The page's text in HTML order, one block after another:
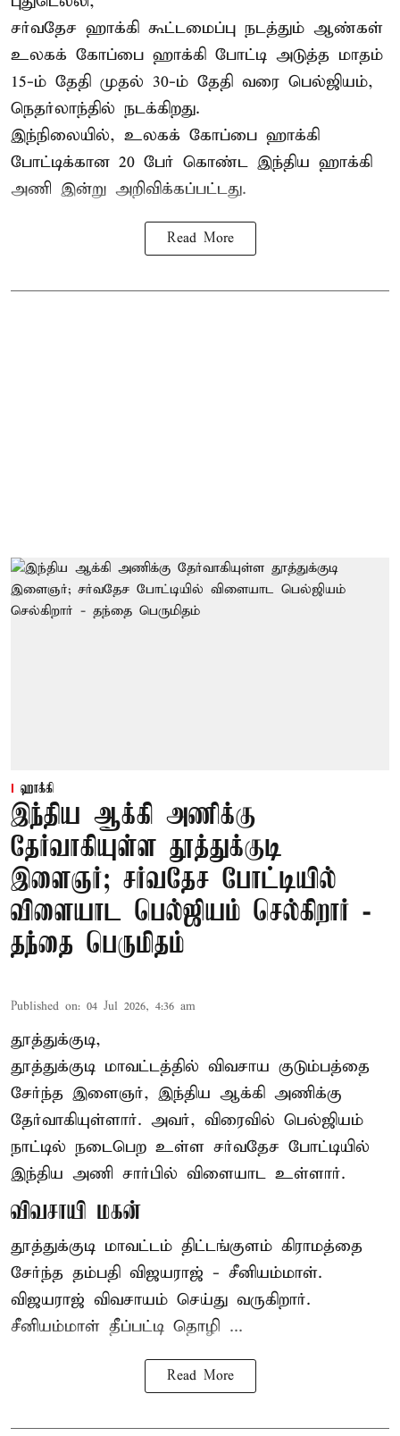
சர்வதேச ஹாக்கி கூட்டமைப்பு நடத்தும் ஆண்கள்
உலகக் கோப்பை ஹாக்கி போட்டி அடுத்த மாதம்
15-ம் தேதி முதல் 30-ம் தேதி வரை பெல்ஜியம்,
நெதர்லாந்தில் நடக்கிறது.
இந்நிலையில், உலகக் கோப்பை ஹாக்கி
போட்டிக்கான 20 பேர் கொண்ட இந்திய ஹாக்கி
அணி இன்று அறிவிக்கப்பட்டது.
Read More
ஹாக்கி
இந்திய ஆக்கி அணிக்கு
தேர்வாகியுள்ள தூத்துக்குடி
இளைஞர்; சர்வதேச போட்டியில்
விளையாட பெல்ஜியம் செல்கிறார் -
தந்தை பெருமிதம்
Published on: 04 Jul 2026, 4:36 am
தூத்துக்குடி,
தூத்துக்குடி மாவட்டத்தில் விவசாய குடும்பத்தை
சேர்ந்த இளைஞர், இந்திய ஆக்கி அணிக்கு
தேர்வாகியுள்ளார். அவர், விரைவில் பெல்ஜியம்
நாட்டில் நடைபெற உள்ள சர்வதேச போட்டியில்
இந்திய அணி சார்பில் விளையாட உள்ளார்.
விவசாயி மகன்
தூத்துக்குடி மாவட்டம் திட்டங்குளம் கிராமத்தை
சேர்ந்த தம்பதி விஜயராஜ் - சீனியம்மாள்.
விஜயராஜ் விவசாயம் செய்து வருகிறார்.
சீனியம்மாள் தீப்பட்டி தொழி ...
Read More